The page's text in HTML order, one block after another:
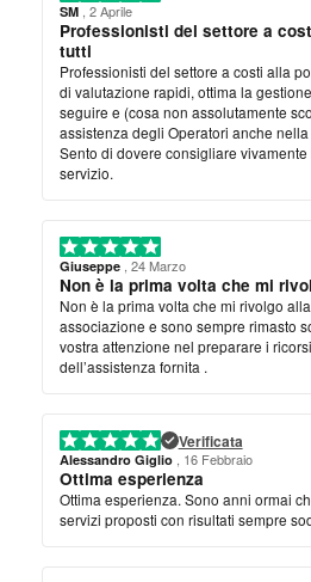
SM , 2 Aprile
Professionisti del settore a
tutti
Professionisti del settore a costi alla
di valutazione rapidi, ottima la
seguire e (cosa non assolutamente
assistenza degli Operatori anche
Sento di dovere consigliare vivamente
servizio.
Giuseppe , 24 Marzo
Non è la prima volta che mi
Non è la prima volta che mi rivolgo
associazione e sono sempre rimasto
vostra attenzione nel preparare i
dell’assistenza fornita .
Verificata
Alessandro Giglio , 16 Febbraio
Ottima esperienza
Ottima esperienza. Sono anni ormai
servizi proposti con risultati sempre